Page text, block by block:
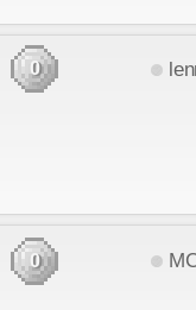
0
0